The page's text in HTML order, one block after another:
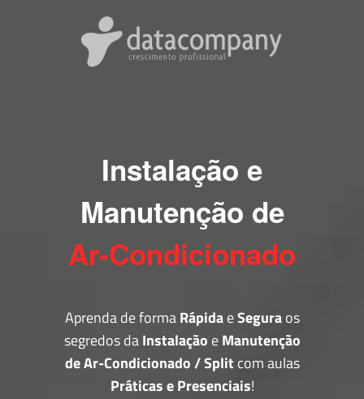
Instalação e
Manutenção de
Ar-Condicionado
Aprenda de formaRápidaeSeguraos
segredos daInstalação eManutenção
de Ar-Condicionado / Split com aulas
Práticas e Presenciais!